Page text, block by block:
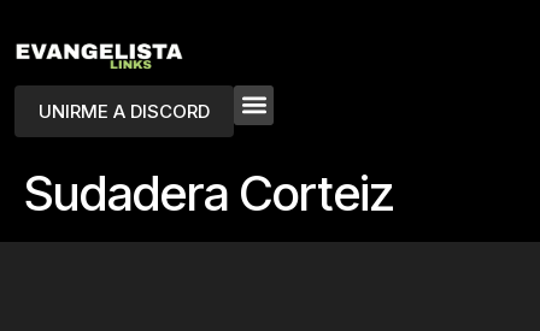
UNIRME A DISCORD
Sudadera Corteiz